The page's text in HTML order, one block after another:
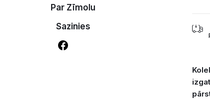
Par Zīmolu
Sazinies